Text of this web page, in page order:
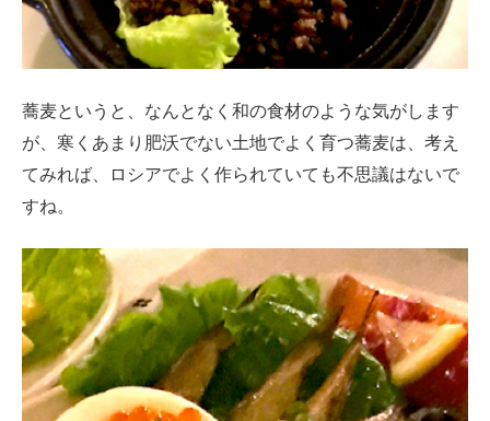
蕎麦というと、なんとなく和の食材のような気がします
が、寒くあまり肥沃でない土地でよく育つ蕎麦は、考え
てみれば、ロシアでよく作られていても不思議はないで
すね。